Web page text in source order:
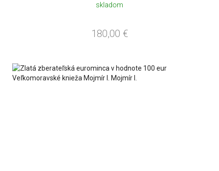
skladom
180,00 €